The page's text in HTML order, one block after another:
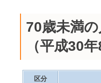
70歳未満
（平成30
区分